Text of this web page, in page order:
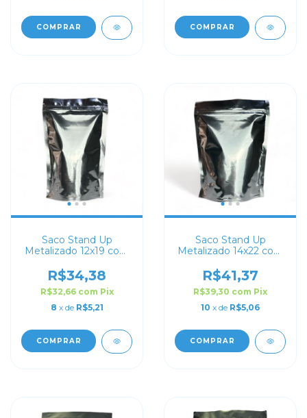
COMPRAR COMPRAR
Saco Stand Up
Metalizado 12x19 com
R$34,38
R$32,66 com Pix
8 x de R$5,21
COMPRAR
Saco Stand Up
Metalizado 14x22 com
R$41,37
R$39,30 com Pix
10 x de R$5,06
COMPRAR